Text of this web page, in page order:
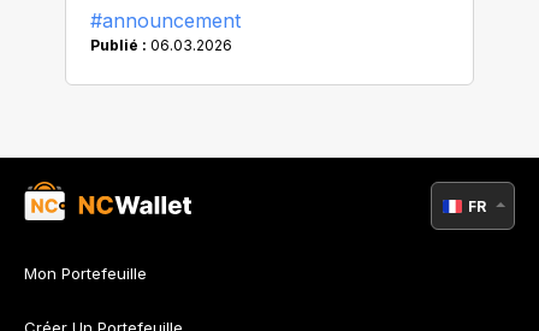
#announcement
Publié : 06.03.2026
Mon Portefeuille
FR